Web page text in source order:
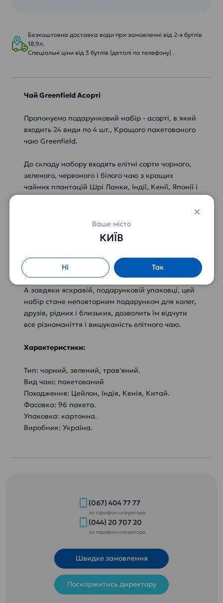
Безкоштовна доставка води при замовленні від 2-х бутлів
18,9л.
Спеціальні ціни від 3 бутлів (деталі по телефону) .
Чай Greenfield Асорті
Пропонуємо подарунковий набір - асорті, в який
входить 24 види по 4 шт., Кращого пакетованого
чаю Greenfield.
До складу набору входять елітні сорти чорного,
зеленого, червоного і білого чаю з кращих
чайних плантацій Шрі Ланки, Індії, Кенії, Японії і
славиться Greenfield.
Серед усього розмаїття сортів, представлених в
цьому наборі, кожен зможе підібрати собі саме
той напій, який припаде до душі.
А завдяки яскравій, подарунковій упаковці, цей
набір стане неповторним подарунком для колег,
друзів, рідних і близьких, дозволить їм відчути
все різноманіття і вишуканість елітного чаю.
Характеристики:
Тип: чорний, зелений, трав'яний.
Вид чаю: пакетований
Походження: Цейлон, Індія, Кенія, Китай.
Фасовка: 96 пакета.
Упаковка: картонна.
Виробник: Україна.
(067) 404 77 77
за тарифом оператора
(044) 20 707 20
за тарифом оператора
Швидке замовлення
Поскаржитись директору
Ваше місто
КИЇВ
Ні Так